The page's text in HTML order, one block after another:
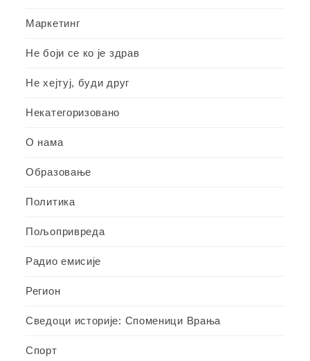
Маркетинг
Не боји се ко је здрав
Не хејтуј, буди друг
Некатегоризовано
О нама
Образовање
Политика
Пољопривреда
Радио емисије
Регион
Сведоци историје: Споменици Врања
Спорт